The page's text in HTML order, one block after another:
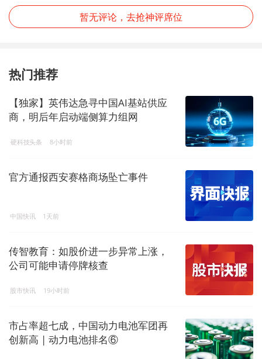
暂无评论，去抢神评席位
热门推荐
【独家】英伟达急寻中国AI基站供应
商，明后年启动端侧算力组网
硬科技头条 8小时前
官方通报西安赛格商场坠亡事件
中国快讯 1天前
传智教育：如股价进一步异常上涨，
公司可能申请停牌核查
股市快讯 19小时前
市占率超七成，中国动力电池军团再
创新高 | 动力电池排名⑥